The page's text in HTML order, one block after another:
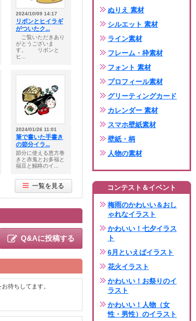
2024/10/09 14:17
リボンとヒイラギ
がついたク...
ご覧いただきあり
がとうございま
す。 リボンと
ヒ...
2024/01/26 11:01
筆で書いた手書き
の節分イラ...
節分に使える恵方巻
きと赤鬼とお多福と
福豆と鰯柊のイ...
一覧を見る
Q&Aに投稿する
待ちしてます。
ぬりえ 素材
シルエット 素材
ライン素材
フレーム・枠素材
フォント 素材
プロフィール素材
グリーティングカード
カレンダー 素材
スマホ壁紙素材
壁紙・柄
人物の素材
コンテスト＆イベント
梅雨のかわいい＆おし
ゃれなイラスト
かわいい！七夕イラス
ト
6月といえばイラスト
花火イラスト
かわいい！お祭りのイ
ラスト
かわいい！人物（女
性・男性）のイラスト